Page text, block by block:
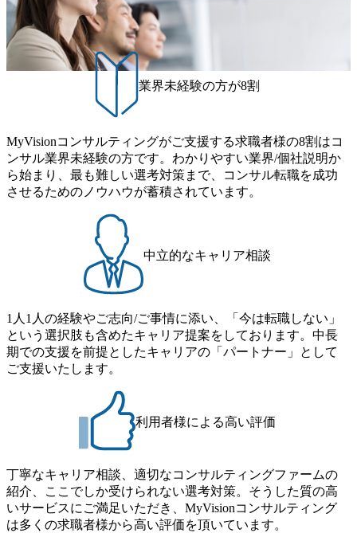
げれば常に新しいテーマのチャレンジ機会を提供している
（ワンプール制） そのため、全体の離職率10％以下、未経
験3年未満の離職率は0％と驚異の定着率を誇る 大手ファー
ムと同水準以上の報酬制度であり、ファーム経験者の場合
は、転職時報酬アップが基本 強く「個人」の成⾧を重視す
るカルチャーであり、昇進に枠もなく、今ならReadyになれ
ば上がれる環境となっている 安定した経営環境の下、コン
できる 豊富な経験を持つコンサル経験者の場合は、自らチ
ームを立ち上げることが可能 裁量をもった営業活動、デリ
バリー活動ができる(スタートアップとの協業、新規ソリュ
ーションの開発 など) シンプレクスの顧客基盤、エンジニ
できる 2026年8月21日(金) 19:30〜21:30 (19:20開場) 2026年8
月12日(水) 16:00 ※参加状況によっては抽選とさせていただ
く可能性がございます。 このたび、ファーム経験者の方を
対象にした懇親会形式の採用イベント「サロンイベント」
を開催いたします。 カジュアルな場で現場社員と直接交流
できる機会ですので、ぜひご参加ください。 当日はXspear
Consulting代表取締役の早田とMDやその他現場社員が複数
名参加する予定です！ ●費用 : 無料 虎ノ門ヒルズ付近 ※詳
細な場所については参加者の方へ個別でご連絡いたしま
す。 コンサルファームにてマネージャー以上の職務を担当
残業代をつけさせないといったことはしない DE&Iにおいて
は女性活用や外国人/高齢者/障碍者などさまざまなバックグ
ラウンドを持つメンバーの働く環境を整えている SDGsの推
進にも積極的で、プロボノ支援等を行っている 部活動も活
発で、多くのクラブが立ち上がっており、さまざまな役
職・所属・組織を超えて社員間のネットワーク形成・交流
の場となっている <u>教育・研修プログラムが非常に充実</
番組があり、新卒紹介、会社の七不思議紹介等、規模が大
きくなっていく中で社員同士のつながりを広げる取り組み
もしている 今後の成長戦略として海外展開を見据えてい
る。足元のグローバル案件割合は10%程度だが、英語が得
ンスも大きい。 代表インタビュー https://note.com/dirbato/n/n0
a040c36b128 Forbes JAPAN BrandVoice Studio 「使命はテクノ
ロジーで企業の可能性を引き出すこと。日本に求められるI
Tコンサルタントという伴走者」 https://forbesjapan.com/article
s/detail/67452 Forbes JAPAN BrandVoice Studio 「コンサル業
界におけるIT人材価値再興。Dirbatoの最前線パートナーが
切り開くテクノロジーの変革」 https://forbesjapan.com/articles/
preview/68657?preview=TAI1oir8Coe5Df3zuZhtd24YfH72/Zzdm
BTIEMOnWUWREjOFLO1IL1KPEi4dgCbb Forbes JAPAN Bra
ndVoice Studio 「求めるのは、競争と連帯 。IT特化の急成長
ファーム・Dirbatoの社員支援」 https://forbesjapan.com/articles/
detail/69848 MyViision企業インタビュー① https://my-vision.co.
jp/consulting-firm/dirbato/interview01 MyViision企業インタビュ
ー② https://my-vision.co.jp/consulting-firm/dirbato/interview02 20
26年8月18日(火) 19:00開始～最長20:00終了 2026年8月13日
(木) 16:00 当日はDirbatoの現役トップコンサルタントが業界
動向を踏まえ、コンサルティング市場の最新トレンドをお
伝えいたします。コンサルティング業界への転職を迷われ
ている方や情報収集を行いたい方のご参加も歓迎です。更
業界未経験の方が8割
MyVisionコンサルティングがご支援する求職者様の8割はコ
ンサル業界未経験の方です。わかりやすい業界/個社説明か
ら始まり、最も難しい選考対策まで、コンサル転職を成功
させるためのノウハウが蓄積されています。
中立的なキャリア相談
1人1人の経験やご志向/ご事情に添い、「今は転職しない」
という選択肢も含めたキャリア提案をしております。中長
期での支援を前提としたキャリアの「パートナー」として
ご支援いたします。
利用者様による高い評価
丁寧なキャリア相談、適切なコンサルティングファームの
紹介、ここでしか受けられない選考対策。そうした質の高
いサービスにご満足いただき、MyVisionコンサルティング
は多くの求職者様から高い評価を頂いています。